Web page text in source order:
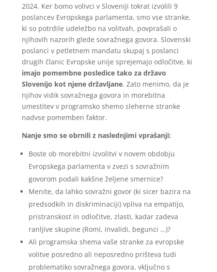
2024. Ker bomo volivci v Sloveniji tokrat izvolili 9
poslancev Evropskega parlamenta, smo vse stranke,
ki so potrdile udeležbo na volitvah, povprašali o
njihovih nazorih glede sovražnega govora. Slovenski
poslanci v petletnem mandatu skupaj s poslanci
drugih članic Evropske unije sprejemajo odločitve, ki
imajo pomembne posledice tako za državo
Slovenijo kot njene državljane. Zato menimo, da je
njihov vidik sovražnega govora in morebitna
umestitev v programsko shemo sleherne stranke
nadvse pomemben faktor.
Nanje smo se obrnili z naslednjimi vprašanji:
Boste ob morebitni izvolitvi v novem obdobju
Evropskega parlamenta v zvezi s sovražnim
govorom podali kakšne željene smernice?
Menite, da lahko sovražni govor (ki sicer bazira na
predsodkih in diskriminaciji) vpliva na empatijo,
pristranskost in odločitve, zlasti, kadar zadeva
ranljive skupine (Romi, invalidi, begunci …)?
Ali programska shema vaše stranke za evropske
volitve posredno ali neposredno prišteva tudi
problematiko sovražnega govora, vključno s